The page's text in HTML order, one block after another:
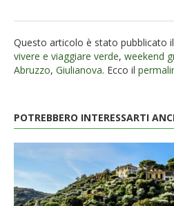
Questo articolo è stato pubblicato il
vivere e viaggiare verde, weekend
Abruzzo, Giulianova. Ecco il
POTREBBERO INTERESSARTI